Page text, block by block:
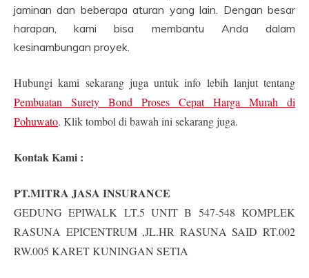
jaminan dan beberapa aturan yang lain. Dengan besar
harapan, kami bisa membantu Anda dalam
kesinambungan proyek.
Hubungi kami sekarang juga untuk info lebih lanjut tentang
Pembuatan Surety Bond Proses Cepat Harga Murah di
Pohuwato. Klik tombol di bawah ini sekarang juga.
Kontak Kami :
PT.MITRA JASA INSURANCE
GEDUNG EPIWALK LT.5 UNIT B 547-548 KOMPLEK
RASUNA EPICENTRUM ,JL.HR RASUNA SAID RT.002
RW.005 KARET KUNINGAN SETIA